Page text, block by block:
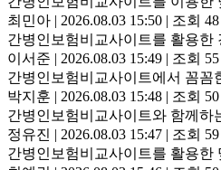
최민아 | 2026.08.03 15:50 | 조회 48
간병인보험비교사이트를 활용한
이서준 | 2026.08.03 15:49 | 조회 55
간병인보험비교사이트에서 꼼꼼
박지훈 | 2026.08.03 15:48 | 조회 50
간병인보험비교사이트와 함께하
정유진 | 2026.08.03 15:47 | 조회 59
간병인보험비교사이트를 활용한